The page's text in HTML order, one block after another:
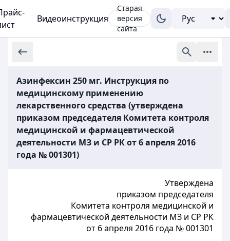
Видеоинструкция
Старая
версия
сайта
Азинфексин 250 мг. Инструкция по
медицинскому применению
лекарственного средства (утверждена
приказом председателя Комитета контроля
медицинской и фармацевтической
деятельности МЗ и СР РК от 6 апреля 2016
года № 001301)
Утверждена
приказом председателя
Комитета контроля медицинской и
фармацевтической деятельности МЗ и СР РК
от 6 апреля 2016 года № 001301